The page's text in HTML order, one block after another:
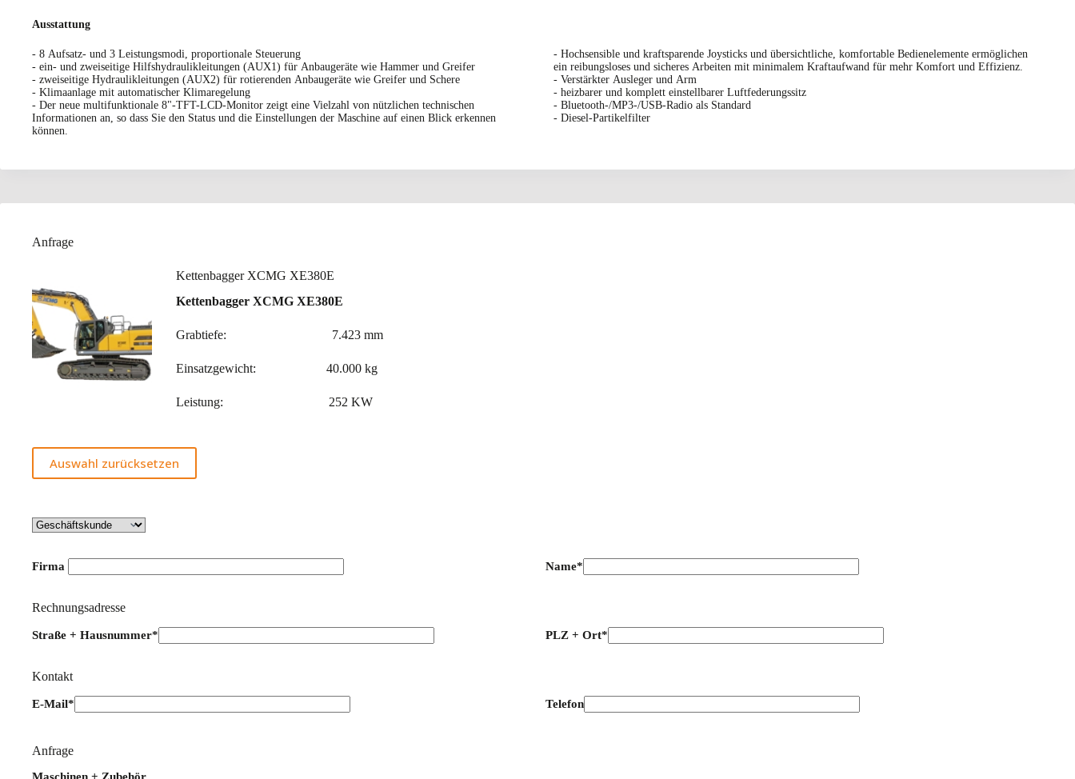
Ausstattung
- 8 Aufsatz- und 3 Leistungsmodi, proportionale Steuerung
- ein- und zweiseitige Hilfshydraulikleitungen (AUX1) für Anbaugeräte wie Hammer und Greifer
- zweiseitige Hydraulikleitungen (AUX2) für rotierenden Anbaugeräte wie Greifer und Schere
- Klimaanlage mit automatischer Klimaregelung
- Der neue multifunktionale 8"-TFT-LCD-Monitor zeigt eine Vielzahl von nützlichen technischen
Informationen an, so dass Sie den Status und die Einstellungen der Maschine auf einen Blick erkennen
können.
- Hochsensible und kraftsparende Joysticks und übersichtliche, komfortable Bedienelemente ermöglichen
ein reibungsloses und sicheres Arbeiten mit minimalem Kraftaufwand für mehr Komfort und Effizienz.
- Verstärkter Ausleger und Arm
- heizbarer und komplett einstellbarer Luftfederungssitz
- Bluetooth-/MP3-/USB-Radio als Standard
- Diesel-Partikelfilter
Anfrage
Kettenbagger XCMG XE380E
Kettenbagger XCMG XE380E
Grabtiefe: 7.423 mm
Einsatzgewicht: 40.000 kg
Leistung: 252 KW
Auswahl zurücksetzen
Firma Name*
Rechnungsadresse
Straße + Hausnummer* PLZ + Ort*
Kontakt
E-Mail*
Telefon
Anfrage